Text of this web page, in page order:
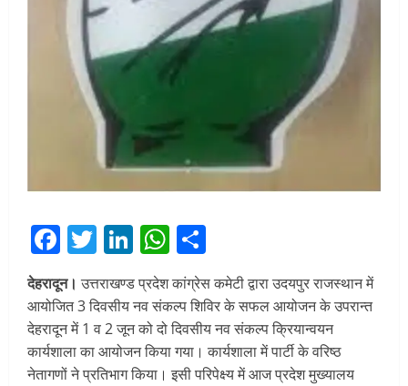
Facebook
Twitter
LinkedIn
WhatsApp
देहरादून। उत्तराखण्ड प्रदेश कांग्रेस कमेटी द्वारा उदयपुर राजस्थान में
आयोजित 3 दिवसीय नव संकल्प शिविर के सफल आयोजन के उपरान्त
देहरादून में 1 व 2 जून को दो दिवसीय नव संकल्प क्रियान्वयन
कार्यशाला का आयोजन किया गया। कार्यशाला में पार्टी के वरिष्ठ
नेतागणों ने प्रतिभाग किया। इसी परिपेक्ष्य में आज प्रदेश मुख्यालय